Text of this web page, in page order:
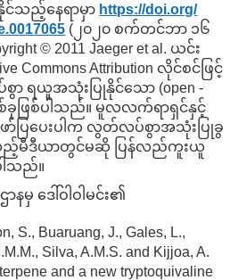
င်သည့်နေရာမှာ https://doi.org/
(၂၀၂၀ စက်တင်ဘာ ၁၆
© 2011 Jaeger et al. ယင်း
Commons Attribution လိုင်စင်ဖြင့်
ာ ရယူအသုံးပြုနိုင်သော (open -
စ်ခုဖြစ်ပါသည်။ မူလလက်ရာရှင်နှင့်
ော်ပြပေးပါက လွတ်လပ်စွာအသုံးပြုခွ
သည့်မီဒီယာတွင်မဆို ပြန်လည်ကူးယူ
ါသည်။
မှ ဒေါ်ဝါဝါမင်း၏
S., Buaruang, J., Gales, L.,
Silva, A.M.S. and Kijjoa, A.
and a new tryptoquivaline